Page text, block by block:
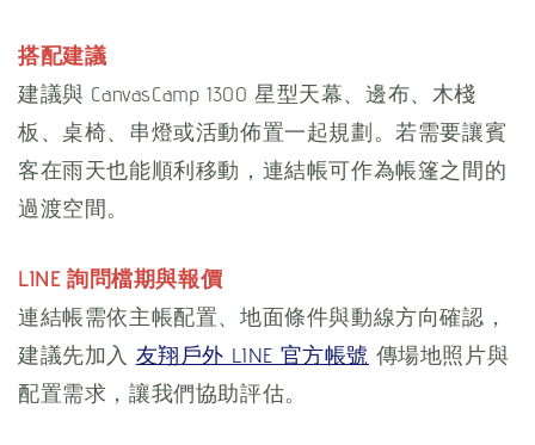
搭配建議
建議與 CanvasCamp 1300 星型天幕、邊布、木棧
板、桌椅、串燈或活動佈置一起規劃。若需要讓賓
客在雨天也能順利移動，連結帳可作為帳篷之間的
過渡空間。
LINE 詢問檔期與報價
連結帳需依主帳配置、地面條件與動線方向確認，
建議先加入 友翔戶外 LINE 官方帳號 傳場地照片與
配置需求，讓我們協助評估。